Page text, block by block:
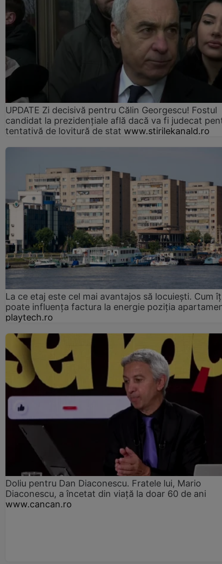
UPDATE Zi decisivă pentru Călin Georgescu! Fostul
candidat la prezidențiale află dacă va fi judecat
tentativă de lovitură de stat www.stirilekanald.ro
La ce etaj este cel mai avantajos să locuiești. Cum
poate influența factura la energie poziția
playtech.ro
Doliu pentru Dan Diaconescu. Fratele lui, Mario
Diaconescu, a încetat din viață la doar 60 de ani
www.cancan.ro